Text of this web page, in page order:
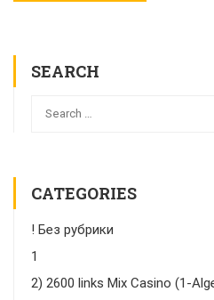
SEARCH
CATEGORIES
! Без рубрики
1
2) 2600 links Mix Casino (1-